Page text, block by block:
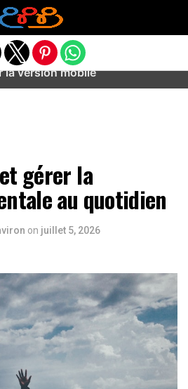
modifier '/' in
aideanxietestress.fr/
views/includes/class-bots.php
gérer la
au quotidien
on juillet 5, 2026
la version mobile